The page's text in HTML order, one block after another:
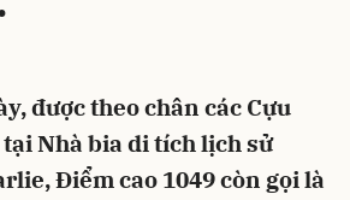
được theo chân các Cựu
Nhà bia di tích lịch sử
Điểm cao 1049 còn gọi là